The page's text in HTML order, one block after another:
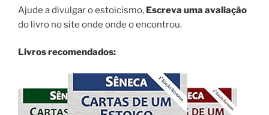
Ajude a divulgar o estoicismo, Escreva uma avaliação
do livro no site onde onde o encontrou.
Livros recomendados: